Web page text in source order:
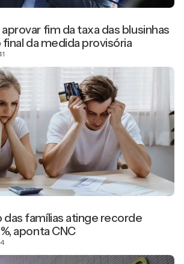
fim da taxa das blusinhas
da medida provisória
das famílias atinge recorde
aponta CNC